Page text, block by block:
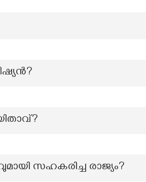
സഹകരിച്ച രാജ്യം?